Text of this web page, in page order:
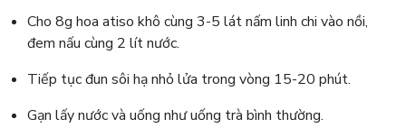
Cho 8g hoa atiso khô cùng 3-5 lát nấm linh chi vào nồi,
đem nấu cùng 2 lít nước.
Tiếp tục đun sôi hạ nhỏ lửa trong vòng 15-20 phút.
Gạn lấy nước và uống như uống trà bình thường.